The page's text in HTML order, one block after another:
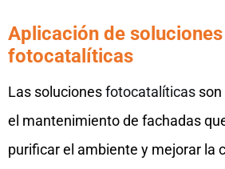
Aplicación de soluciones
fotocatalíticas
Las solucionesfotocatalíticas
el mantenimiento de fachadas
purificar el ambiente y mejorar la